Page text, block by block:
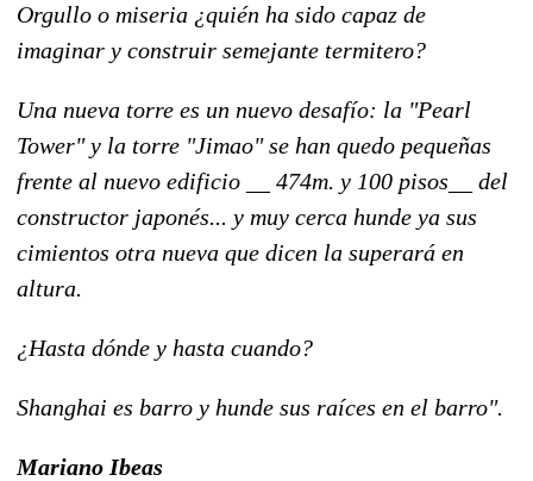
Orgullo o miseria ¿quién ha sido capaz de
imaginar y construir semejante termitero?
Una nueva torre es un nuevo desafío: la "Pearl
Tower" y la torre "Jimao" se han quedo pequeñas
frente al nuevo edificio __ 474m. y 100 pisos__ del
constructor japonés... y muy cerca hunde ya sus
cimientos otra nueva que dicen la superará en
altura.
¿Hasta dónde y hasta cuando?
Shanghai es barro y hunde sus raíces en el barro".
Mariano Ibeas